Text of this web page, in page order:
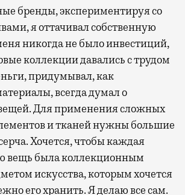
бренды, экспериментируя со
я оттачивал собственную
никогда не было инвестиций,
коллекции давались с трудом
придумывал, как
всегда думал о
Для применения сложных
и тканей нужны большие
Хочется, чтобы каждая
вещь была коллекционным
искусства, которым хочется
его хранить. Я делаю все сам.